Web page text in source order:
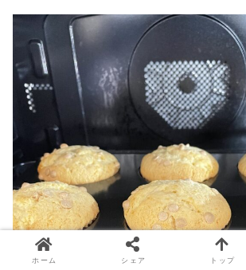
ホーム シェア トップ